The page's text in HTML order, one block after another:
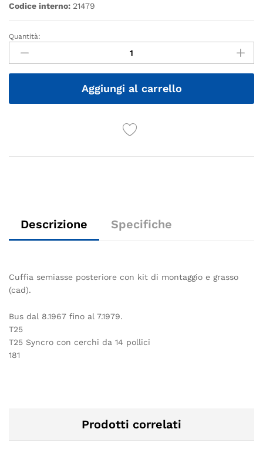
Codice interno: 21479
Quantità
Quantità:
Aggiungi al carrello
Descrizione Specifiche
Cuffia semiasse posteriore con kit di montaggio e grasso
(cad).
Bus dal 8.1967 fino al 7.1979.
T25
T25 Syncro con cerchi da 14 pollici
181
Prodotti correlati